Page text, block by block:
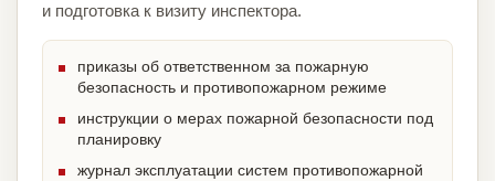
и подготовка к визиту инспектора.
приказы об ответственном за пожарную
безопасность и противопожарном режиме
инструкции о мерах пожарной безопасности под
планировку
журнал эксплуатации систем противопожарной